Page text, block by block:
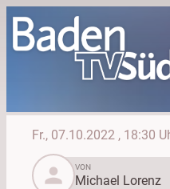
Fr., 07.10.2022 , 18:30
person
VON
Michael Lorenz